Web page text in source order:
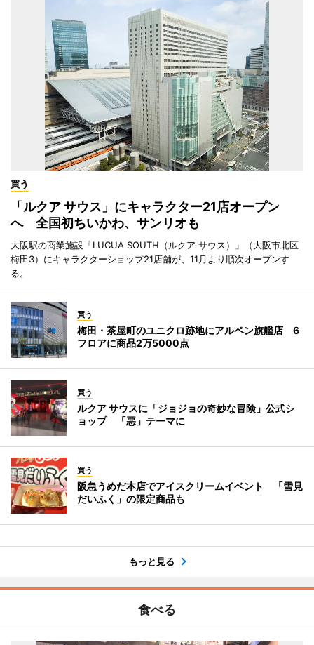
買う
「ルクア サウス」にキャラクター21店オープン
へ 全国初ちいかわ、サンリオも
大阪駅の商業施設「LUCUA SOUTH（ルクア サウス）」（大阪市北区
梅田3）にキャラクターショップ21店舗が、11月より順次オープンす
る。
買う
梅田・茶屋町のユニクロ跡地にアルペン旗艦店 6
フロアに商品2万5000点
買う
ルクア サウスに「ジョジョの奇妙な冒険」公式シ
ョップ 「悪」テーマに
買う
阪急うめだ本店でアイスクリームイベント 「雪見
だいふく」の限定商品も
もっと見る
食べる